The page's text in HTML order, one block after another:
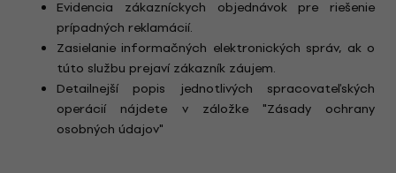
Evidencia zákazníckych objednávok pre riešenie
prípadných reklamácií.
Zasielanie informačných elektronických správ, ak o
túto službu prejaví zákazník záujem.
Detailnejší popis jednotlivých spracovateľských
operácií nájdete v záložke "Zásady ochrany
osobných údajov"